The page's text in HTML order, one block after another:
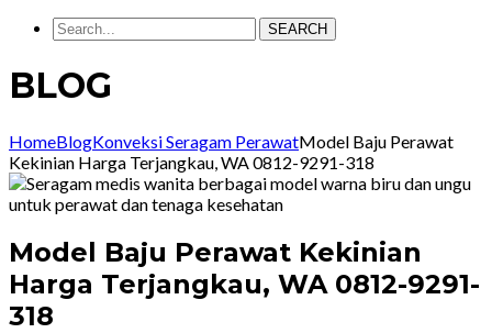
SEARCH
BLOG
HomeBlogKonveksi Seragam PerawatModel Baju Perawat
Kekinian Harga Terjangkau, WA 0812-9291-318
Model Baju Perawat Kekinian
Harga Terjangkau, WA 0812-9291-
318